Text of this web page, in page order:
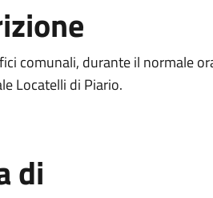
comunali, durante il normale
Locatelli di Piario.
di